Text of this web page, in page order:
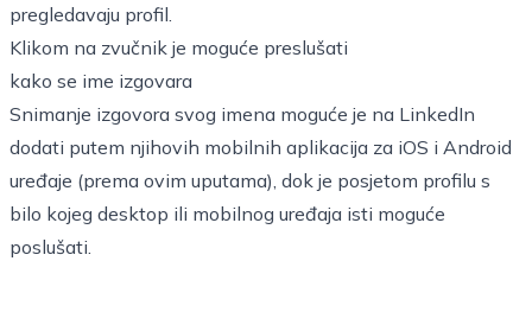
pregledavaju profil.
Klikom na zvučnik je moguće preslušati
kako se ime izgovara
Snimanje izgovora svog imena moguće je na LinkedIn
dodati putem njihovih mobilnih aplikacija za iOS i Android
uređaje (prema ovim uputama), dok je posjetom profilu s
bilo kojeg desktop ili mobilnog uređaja isti moguće
poslušati.